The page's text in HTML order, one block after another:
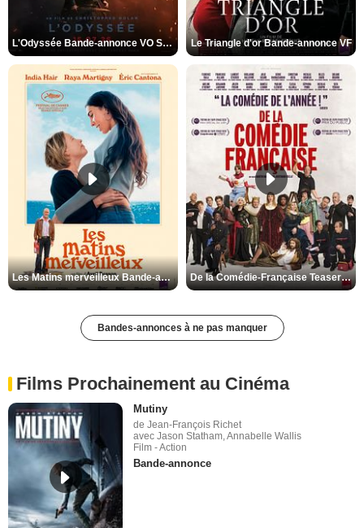
L'Odyssée Bande-annonce VO STFR Le Triangle d'or Bande-annonce VF
Les Matins merveilleux Bande-annonce VF De la Comédie-Française Teaser VF
Bandes-annonces à ne pas manquer
Films Prochainement au Cinéma
Mutiny
de Jean-François Richet
avec Jason Statham, Annabelle Wallis
Film - Action
Bande-annonce